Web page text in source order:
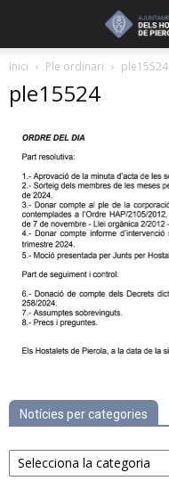
Inici Ple ordinari ple15524
ple15524
Notícies per categories
Notícies
per